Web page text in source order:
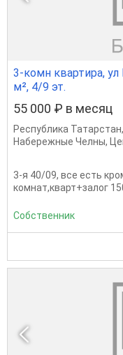
3-комн квартира,
м², 4/9 эт.
55 000 ₽ в месяц
Республика Татарстан,
Набережные Челны,
3-я 40/09, все есть
комнат,кварт+залог
Собственник